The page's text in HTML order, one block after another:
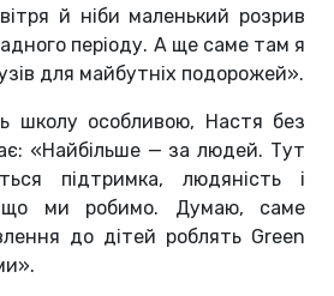
й ніби маленький розрив
періоду. А ще саме там я
для майбутніх подорожей».
школу особливою, Настя без
«Найбільше — за людей. Тут
підтримка, людяність і
ми робимо. Думаю, саме
до дітей роблять Green